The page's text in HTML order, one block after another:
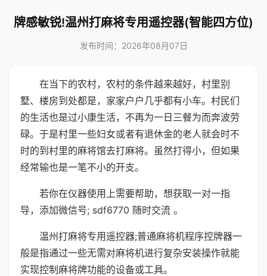
牌感敏锐!温州打麻将专用遥控器(智能四方位)
发布时间：2026年08月07日
在当下的农村，农村的条件越来越好，村里别
墅、楼房到处都是，家家户户几乎都有小车。村民们
的生活也是过小康生活，不再为一日三餐为而奔波劳
碌。于是村里一些妇女或者有退休金的老人就会时不
时的到村里的麻将馆去打麻将。虽然打得小，但如果
经常输也是一笔不小的开支。
若你在仪器使用上需要帮助，想获取一对一指
导，添加微信号; sdf6770 随时交流 。
温州打麻将专用遥控器;普通麻将机程序控牌器一
般是指通过一些无需对麻将机进行复杂安装操作就能
实现控制麻将牌功能的设备或工具。